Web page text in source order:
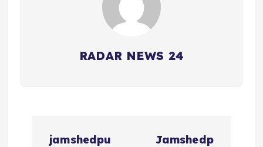
RADAR NEWS 24
jamshedpu
Jamshedp